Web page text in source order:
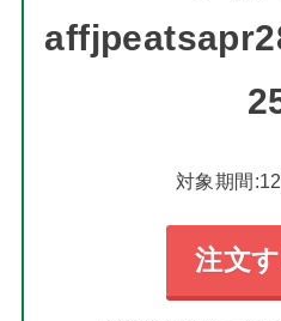
対象期間
注文